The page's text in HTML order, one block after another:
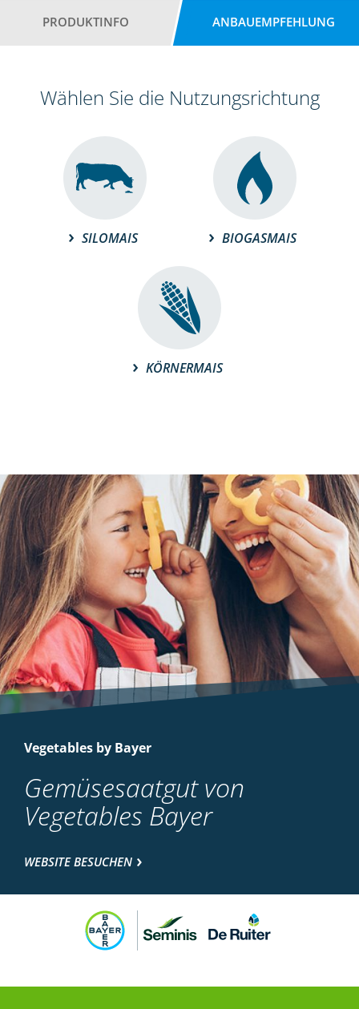
PRODUKTINFO ANBAUEMPFEHLUNG
Wählen Sie die Nutzungsrichtung
SILOMAIS BIOGASMAIS
KÖRNERMAIS
Vegetables by Bayer
Gemüsesaatgut von
Vegetables Bayer
WEBSITE BESUCHEN